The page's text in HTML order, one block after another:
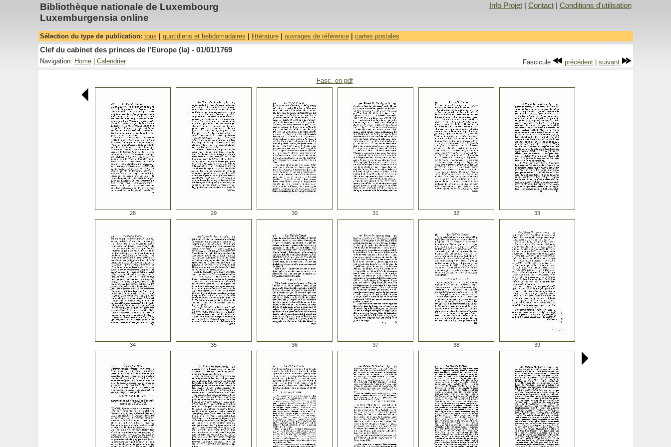
Bibliothèque nationale de Luxembourg
Luxemburgensia online
Info Projet| Contact| Conditions d'utilisation
Sélection du type de publication: tous quotidiens et hebdomadaires littérature| ouvrages de référence| cartes postales
Clef du cabinet des princes de l'Europe (la) - 01/01/1769
Navigation: Home| Calendrier Fascicule précédent| suivant
Fasc. en pdf
28 29 30 31 32 33
34 35 36 37 38 39